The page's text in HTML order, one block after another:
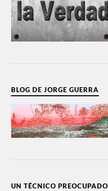
BLOG DE JORGE GUERRA
UN TÉCNICO PREOCUPADO